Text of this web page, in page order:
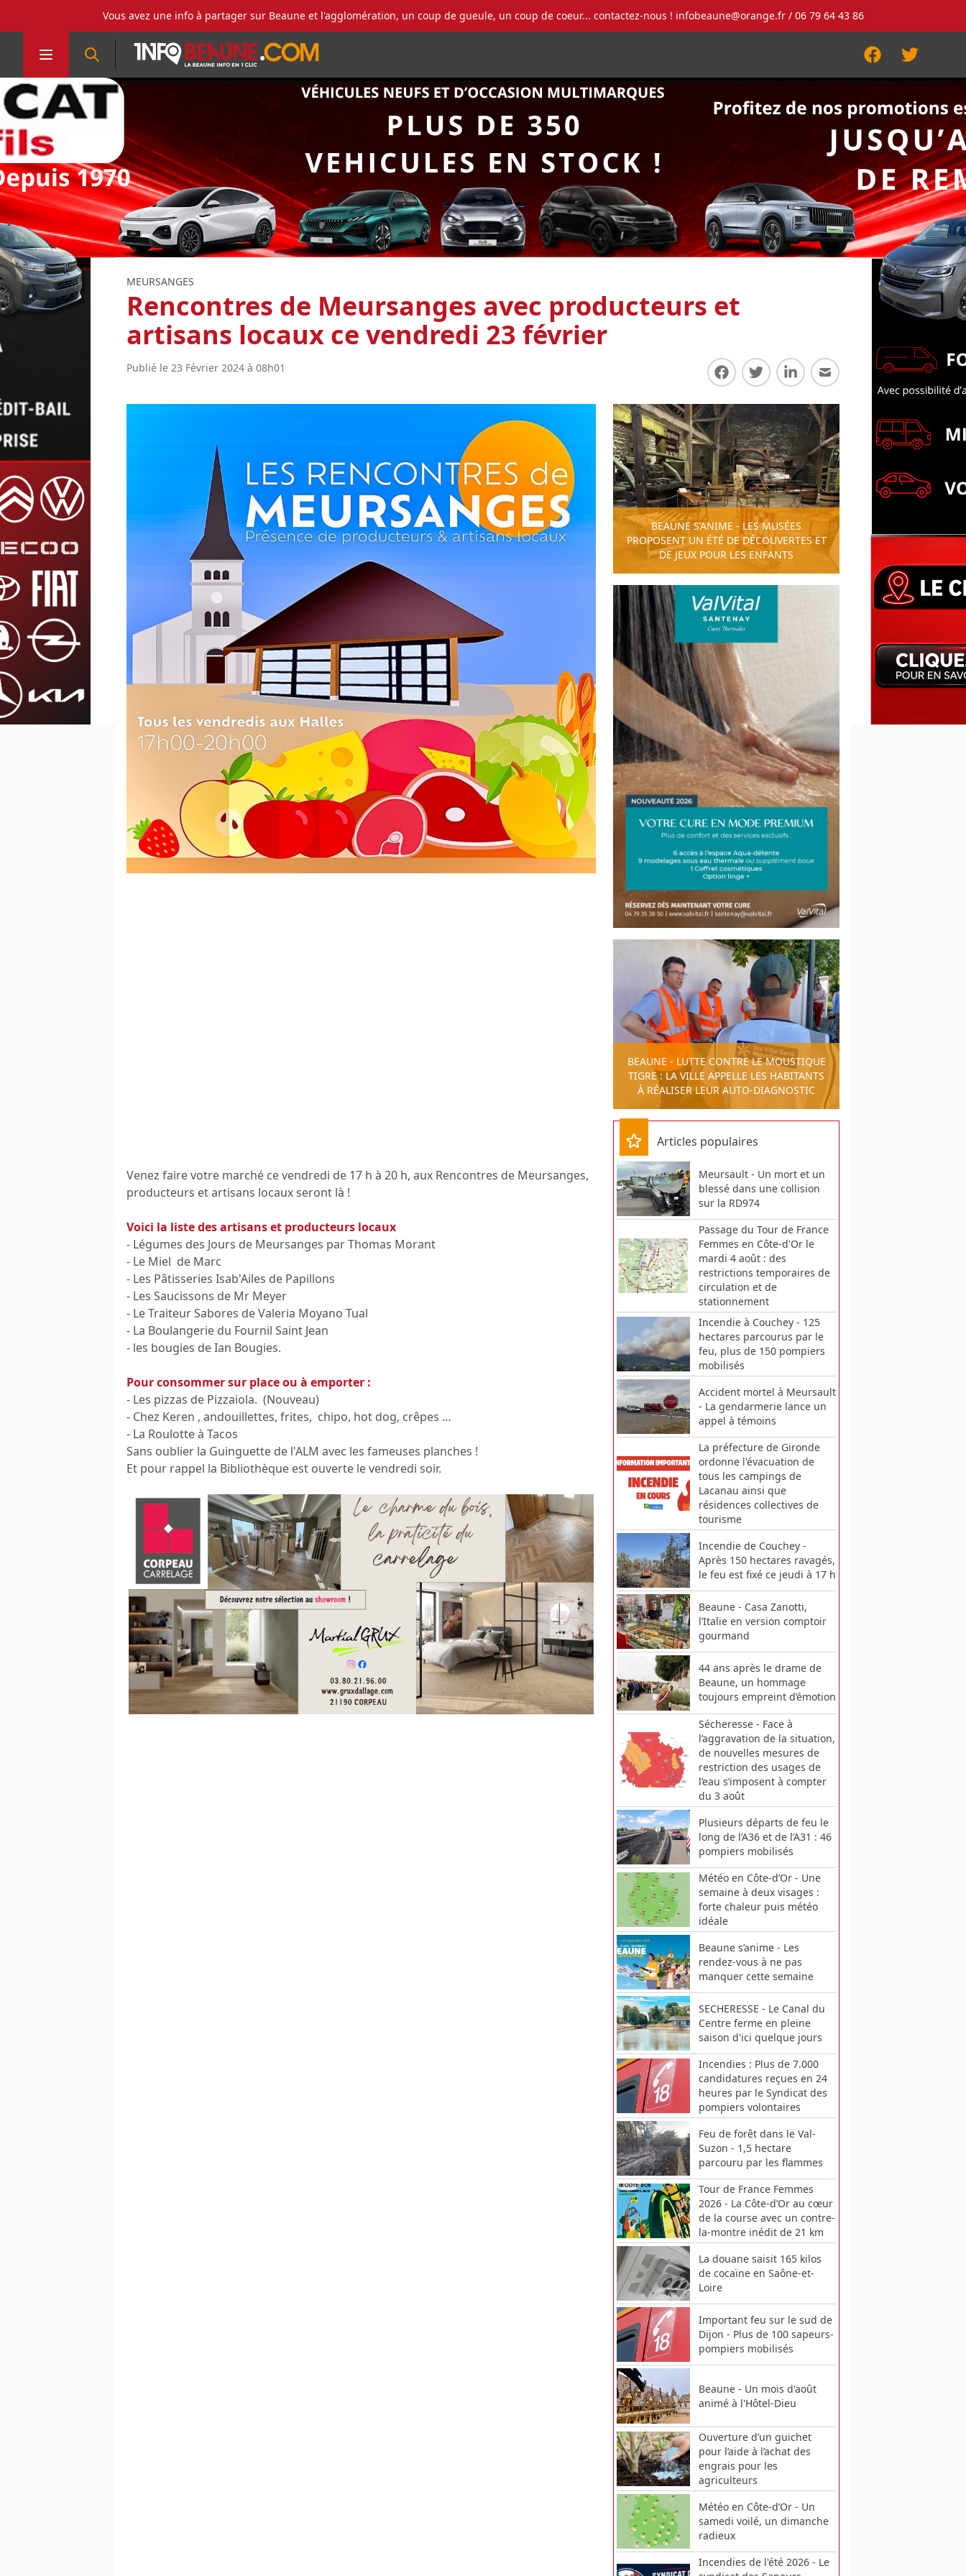
Vous avez une info à partager sur Beaune et l'agglomération, un coup de gueule, un coup de coeur... contactez-nous ! infobeaune@orange.fr/ 06 79 64 43 86
FacebookTwitter
MEURSANGES
Rencontres de Meursanges avec producteurs et
artisans locaux ce vendredi 23 février
Publié le 23 Février 2024 à 08h01
Partager sur Facebook
Partager sur Twitter
Partager sur LinkedIn
Partager par E-mail
Venez faire votre marché ce vendredi de 17 h à 20 h, aux Rencontres de Meursanges,
producteurs et artisans locaux seront là !
Voici la liste des artisans et producteurs locaux
- Légumes des Jours de Meursanges par Thomas Morant
- Le Miel de Marc
- Les Pâtisseries Isab'Ailes de Papillons
- Les Saucissons de Mr Meyer
- Le Traiteur Sabores de Valeria Moyano Tual
- La Boulangerie du Fournil Saint Jean
- les bougies de Ian Bougies.
Pour consommer sur place ou à emporter :
- Les pizzas de Pizzaiola. (Nouveau)
- Chez Keren , andouillettes, frites, chipo, hot dog, crêpes …
- La Roulotte à Tacos
Sans oublier la Guinguette de l'ALM avec les fameuses planches !
Et pour rappel la Bibliothèque est ouverte le vendredi soir.
BEAUNE S’ANIME - LES MUSÉES
PROPOSENT UN ÉTÉ DE DÉCOUVERTES ET
DE JEUX POUR LES ENFANTS
BEAUNE - LUTTE CONTRE LE MOUSTIQUE
TIGRE : LA VILLE APPELLE LES HABITANTS
À RÉALISER LEUR AUTO-DIAGNOSTIC
Articles populaires
Meursault - Un mort et un
blessé dans une collision
sur la RD974
Passage du Tour de France
Femmes en Côte-d'Or le
mardi 4 août : des
restrictions temporaires de
circulation et de
stationnement
Incendie à Couchey - 125
hectares parcourus par le
feu, plus de 150 pompiers
mobilisés
Accident mortel à Meursault
- La gendarmerie lance un
appel à témoins
La préfecture de Gironde
ordonne l'évacuation de
tous les campings de
Lacanau ainsi que
résidences collectives de
tourisme
Incendie de Couchey -
Après 150 hectares ravagés,
le feu est fixé ce jeudi à 17 h
Beaune - Casa Zanotti,
l’Italie en version comptoir
gourmand
44 ans après le drame de
Beaune, un hommage
toujours empreint d’émotion
Sécheresse - Face à
l’aggravation de la situation,
de nouvelles mesures de
restriction des usages de
l’eau s’imposent à compter
du 3 août
Plusieurs départs de feu le
long de l’A36 et de l’A31 : 46
pompiers mobilisés
Météo en Côte-d’Or - Une
semaine à deux visages :
forte chaleur puis météo
idéale
Beaune s’anime - Les
rendez-vous à ne pas
manquer cette semaine
SECHERESSE - Le Canal du
Centre ferme en pleine
saison d'ici quelque jours
Incendies : Plus de 7.000
candidatures reçues en 24
heures par le Syndicat des
pompiers volontaires
Feu de forêt dans le Val-
Suzon - 1,5 hectare
parcouru par les flammes
Tour de France Femmes
2026 - La Côte-d’Or au cœur
de la course avec un contre-
la-montre inédit de 21 km
La douane saisit 165 kilos
de cocaïne en Saône-et-
Loire
Important feu sur le sud de
Dijon - Plus de 100 sapeurs-
pompiers mobilisés
Beaune - Un mois d'août
animé à l'Hôtel-Dieu
Ouverture d’un guichet
pour l’aide à l’achat des
engrais pour les
agriculteurs
Météo en Côte-d’Or - Un
samedi voilé, un dimanche
radieux
Incendies de l'été 2026 - Le